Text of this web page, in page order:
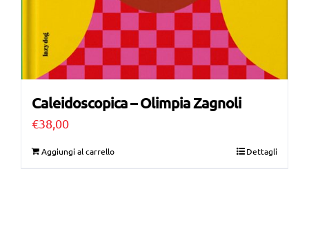
Caleidoscopica – Olimpia Zagnoli
€38,00
Aggiungi al carrello Dettagli